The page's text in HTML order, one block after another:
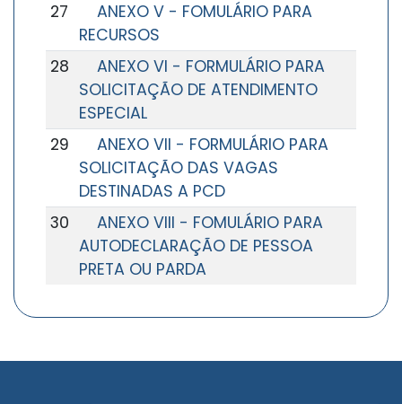
27
ANEXO V - FOMULÁRIO PARA
RECURSOS
28
ANEXO VI - FORMULÁRIO PARA
SOLICITAÇÃO DE ATENDIMENTO
ESPECIAL
29
ANEXO VII - FORMULÁRIO PARA
SOLICITAÇÃO DAS VAGAS
DESTINADAS A PCD
30
ANEXO VIII - FOMULÁRIO PARA
AUTODECLARAÇÃO DE PESSOA
PRETA OU PARDA